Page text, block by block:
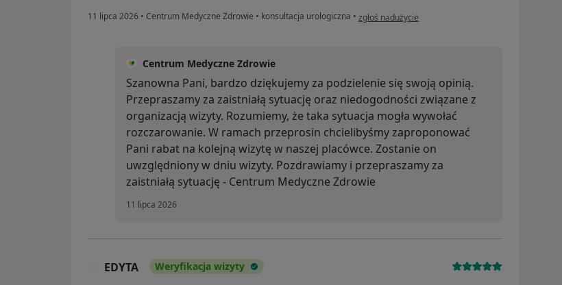
11 lipca 2026 • Centrum Medyczne Zdrowie • konsultacja urologiczna • w opinii użytkownika AH
zgłoś nadużycie
Centrum Medyczne Zdrowie
Szanowna Pani, bardzo dziękujemy za podzielenie się swoją opinią.
Przepraszamy za zaistniałą sytuację oraz niedogodności związane z
organizacją wizyty. Rozumiemy, że taka sytuacja mogła wywołać
rozczarowanie. W ramach przeprosin chcielibyśmy zaproponować
Pani rabat na kolejną wizytę w naszej placówce. Zostanie on
uwzględniony w dniu wizyty. Pozdrawiamy i przepraszamy za
zaistniałą sytuację - Centrum Medyczne Zdrowie
11 lipca 2026
EDYTA Weryfikacja wizyty